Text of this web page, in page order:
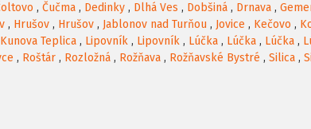
, Čučma , Dedinky , Dlhá Ves , Dobšiná , Drnava ,
, Hrušov , Hrušov , Jablonov nad Turňou , Jovice , Kečovo ,
Kunova Teplica , Lipovník , Lipovník , Lúčka , Lúčka , Lúčka ,
, Roštár , Rozložná , Rožňava , Rožňavské Bystré , Silica ,